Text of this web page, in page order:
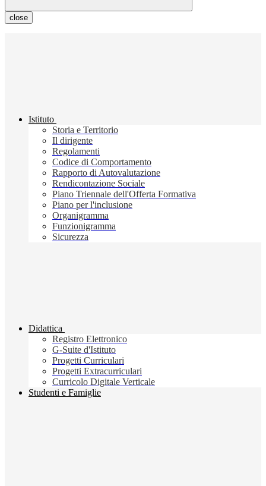
close
Istituto
Storia e Territorio
Il dirigente
Regolamenti
Codice di Comportamento
Rapporto di Autovalutazione
Rendicontazione Sociale
Piano Triennale dell'Offerta Formativa
Piano per l'inclusione
Organigramma
Funzionigramma
Sicurezza
Didattica
Registro Elettronico
G-Suite d'Istituto
Progetti Curriculari
Progetti Extracurriculari
Curricolo Digitale Verticale
Studenti e Famiglie